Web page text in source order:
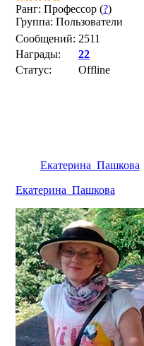
Ранг: Профессор (?)
Группа: Пользователи
Сообщений: 2511
Награды:
22
Статус:
Offline
Екатерина_Пашкова
Екатерина_Пашкова